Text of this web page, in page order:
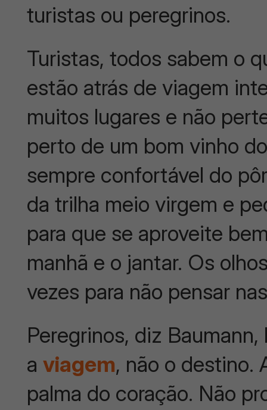
turistas ou peregrinos.
Turistas, todos sabem o
estão atrás de viagem
muitos lugares e não
perto de um bom vinho
sempre confortável do
da trilha meio virgem e
para que se aproveite
manhã e o jantar. Os
vezes para não pensar
Peregrinos, diz
aviagem, não o destino.
palma do coração. Não